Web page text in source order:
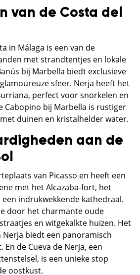
van de Costa del
in Málaga is een van de
met strandtentjes en lokale
bij Marbella biedt exclusieve
sfeer. Nerja heeft het
perfect voor snorkelen en
Cabopino bij Marbella is rustiger
duinen en kristalhelder water.
aan de
van Picasso en heeft een
met het Alcazaba-fort, het
een indrukwekkende kathedraal.
door het charmante oude
en witgekalkte huizen. Het
Nerja biedt een panoramisch
de Cueva de Nerja, een
is een unieke stop
oostkust.